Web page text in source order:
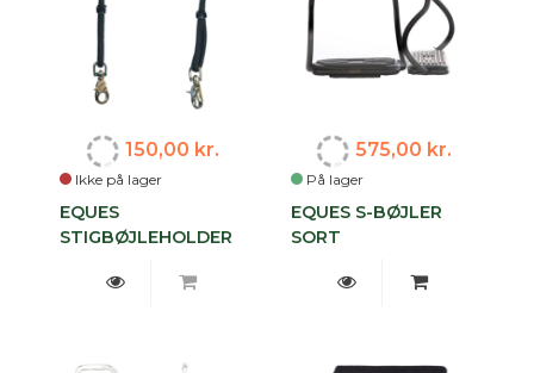
Ikke på lager
150,00 kr.
EQUES
STIGBØJLEHOLDER
På lager
575,00 kr.
EQUES S-BØJLER
SORT